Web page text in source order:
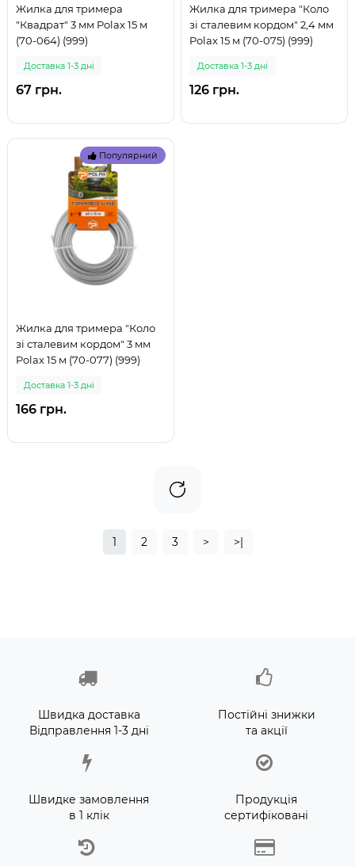
Жилка для тримера
"Квадрат" 3 мм Polax 15 м
(70-064) (999)
Доставка 1-3 дні
67 грн.
Жилка для тримера "Коло
зі сталевим кордом" 2,4 мм
Polax 15 м (70-075) (999)
Доставка 1-3 дні
126 грн.
Популярний
Жилка для тримера "Коло
зі сталевим кордом" 3 мм
Polax 15 м (70-077) (999)
Доставка 1-3 дні
166 грн.
1 2 3 > >|
Швидка доставка
Відправлення 1-3 дні
Постійні знижки
та акції
Швидке замовлення
в 1 клік
Продукція
сертифіковані